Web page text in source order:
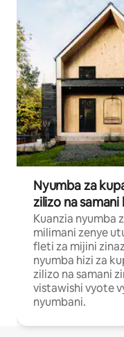
Nyumba za
zilizo na samani
Kuanzia nyumba
milimani zenye
fleti za mijini
nyumba hizi za
zilizo na samani
vistawishi vyote
nyumbani.